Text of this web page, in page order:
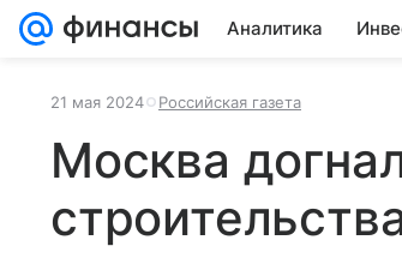
Аналитика
21 мая 2024 Российская газета
Москва